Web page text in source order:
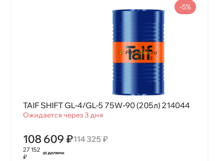
TAIF SHIFT GL-4/GL-5 75W-90 (205л) 214044
Ожидается через 3 дня
108 609 ₽114 325 ₽
-5%
27 152
₽